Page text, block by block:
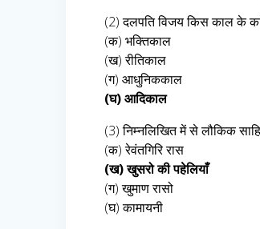
(2) दलपति विजय किस काल के
(क) भक्तिकाल
(ख) रीतिकाल
(ग) आधुनिककाल
(घ) आदिकाल
(3) निम्नलिखित में से लौकिक
(क) रेवंतगिरि रास
(ख) खुसरो की पहेलियाँ
(ग) खुमाण रासो
(घ) कामायनी